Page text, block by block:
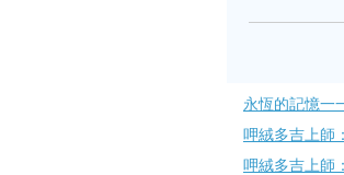
永恆的記憶一
呷絨多吉上師
呷絨多吉上師